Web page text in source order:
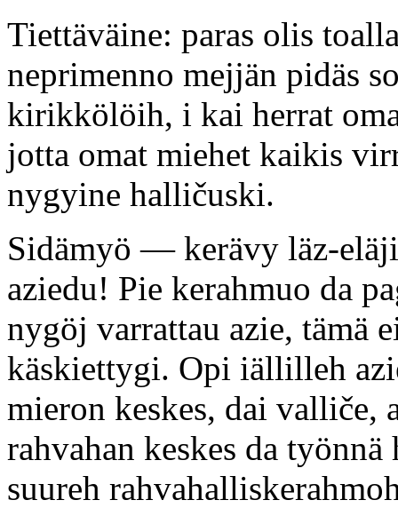
Tiettäväine: paras olis
neprimenno mejjän pidäs
kirikkölöih, i kai herrat
jotta omat miehet kaikis
nygyine halličuski.
Sidämyö — kerävy läz-
aziedu! Pie kerahmuo da
nygöj varrattau azie, tämä
käskiettygi. Opi iällilleh
mieron keskes, dai valliče,
rahvahan keskes da
suureh